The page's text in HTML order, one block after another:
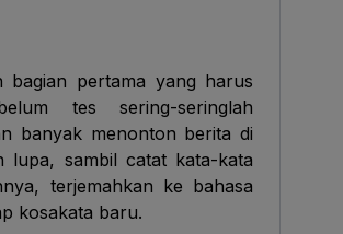
bagian pertama yang harus
tes sering-seringlah
banyak menonton berita di
lupa, sambil catat kata-kata
terjemahkan ke bahasa
kosakata baru.